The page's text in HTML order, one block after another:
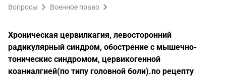
Вопросы Военное право
Хроническая цервилкагия, левосторонний
радикулярный синдром, обострение с мышечно-
тоническис синдромом, цервикогенной
коаниалгией(по типу головной боли).по рецепту